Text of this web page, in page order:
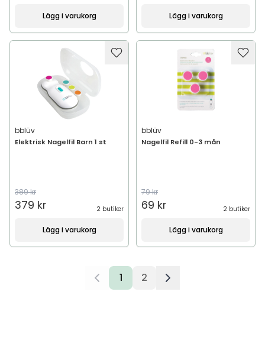
Lägg i varukorg Lägg i varukorg
bblüv
Elektrisk Nagelfil Barn 1 st
389 kr
379 kr 2 butiker
Lägg i varukorg
bblüv
Nagelfil Refill 0-3 mån
79 kr
69 kr 2 butiker
Lägg i varukorg
1 2